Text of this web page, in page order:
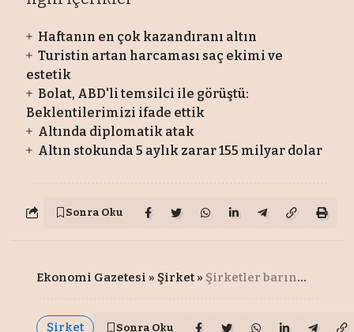
Haftanın en çok kazandıranı altın
Turistin artan harcaması saç ekimi ve
estetik
Bolat, ABD'li temsilci ile görüştü:
Beklentilerimizi ifade ettik
Altında diplomatik atak
Altın stokunda 5 aylık zarar 155 milyar dolar
Sonra Oku
Ekonomi Gazetesi » Şirket » Şirketler barınma ve gıda sorununa çözüm olmayı sürdürüyor
Şirket Sonra Oku